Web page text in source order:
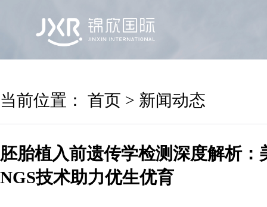
当前位置： 首页 > 新闻动态
胚胎植入前遗传学检测深度解析：
NGS技术助力优生优育